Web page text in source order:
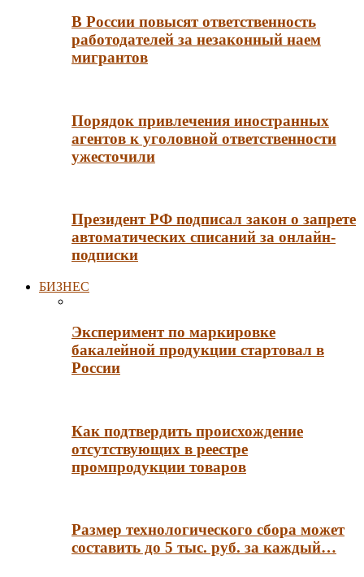
В России повысят ответственность
работодателей за незаконный наем
мигрантов
Порядок привлечения иностранных
агентов к уголовной ответственности
ужесточили
Президент РФ подписал закон о запрете
автоматических списаний за онлайн-
подписки
БИЗНЕС
Эксперимент по маркировке
бакалейной продукции стартовал в
России
Как подтвердить происхождение
отсутствующих в реестре
промпродукции товаров
Размер технологического сбора может
составить до 5 тыс. руб. за каждый…